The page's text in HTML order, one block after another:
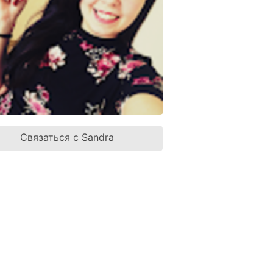
Связаться с Sandra